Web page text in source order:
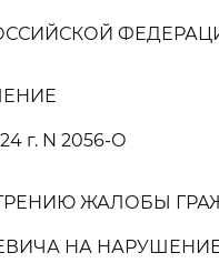
г. N 2056-О
ЖАЛОБЫ
НА